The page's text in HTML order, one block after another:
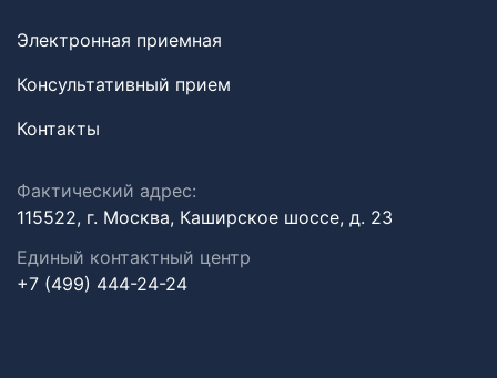
Электронная приемная
Консультативный прием
Контакты
Фактический адрес:
115522, г. Москва, Каширское шоссе, д. 23
Единый контактный центр
+7 (499) 444-24-24